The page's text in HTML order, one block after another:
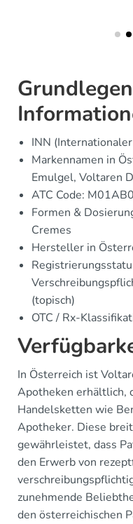
INN
Markennamen in
Emulgel, Voltaren
ATC Code:
Formen &
Cremes
Hersteller in
(topisch)
OTC / Rx-
In Österreich ist
Apotheken erhältlich,
Handelsketten wie
Apotheker. Diese
gewährleistet, dass
den Erwerb von
zunehmende
den österreichischen